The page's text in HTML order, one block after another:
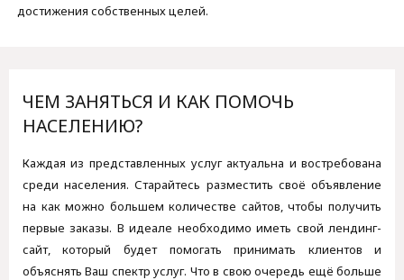
достижения собственных целей.
ЧЕМ ЗАНЯТЬСЯ И КАК ПОМОЧЬ
НАСЕЛЕНИЮ?
Каждая из представленных услуг актуальна и востребована
среди населения. Старайтесь разместить своё объявление
на как можно большем количестве сайтов, чтобы получить
первые заказы. В идеале необходимо иметь свой лендинг-
сайт, который будет помогать принимать клиентов и
объяснять Ваш спектр услуг. Что в свою очередь ещё больше